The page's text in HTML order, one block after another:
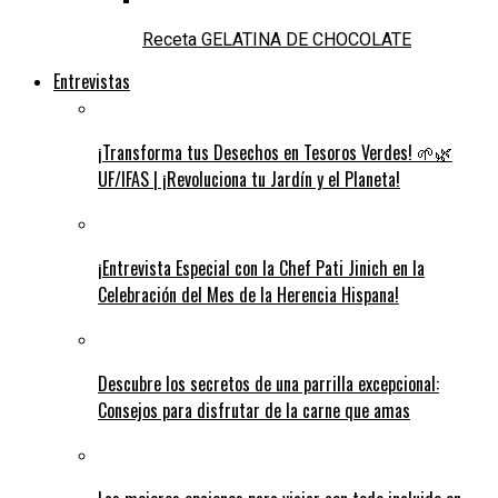
Receta GELATINA DE CHOCOLATE
Entrevistas
¡Transforma tus Desechos en Tesoros Verdes! 🌱🌿
UF/IFAS | ¡Revoluciona tu Jardín y el Planeta!
¡Entrevista Especial con la Chef Pati Jinich en la
Celebración del Mes de la Herencia Hispana!
Descubre los secretos de una parrilla excepcional:
Consejos para disfrutar de la carne que amas